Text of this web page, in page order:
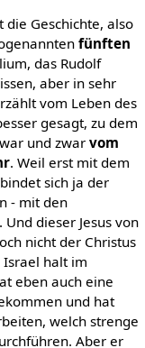
Geschichte, also
fünften
das Rudolf
aber in sehr
vom Leben des
gesagt, zu dem
und zwar vom
. Weil erst mit dem
sich ja der
- mit den
dieser Jesus von
nicht der Christus
halt im
eben auch eine
und hat
welch strenge
Aber er